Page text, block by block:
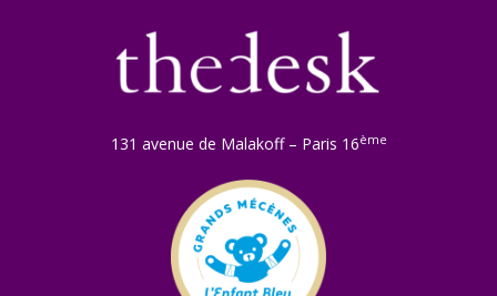
131 avenue de Malakoff – Paris 16ème